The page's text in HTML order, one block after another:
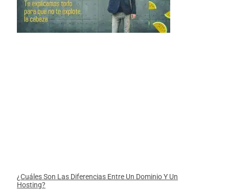
¿Cuáles Son Las Diferencias Entre Un Dominio Y Un
Hosting?